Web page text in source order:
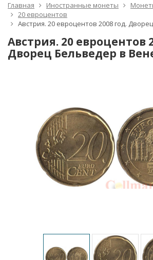
Главная Иностранные монеты
20 евроцентов
Австрия. 20 евроцентов 2008 год.
Австрия. 20 евроцентов
Дворец Бельведер в